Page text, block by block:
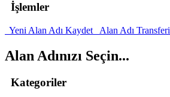
İşlemler
Yeni Alan Adı Kaydet Alan Adı Transferi
Alan Adınızı Seçin...
Kategoriler